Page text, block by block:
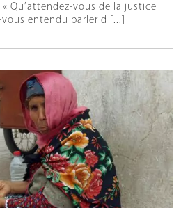
Qu’attendez-vous de la justice
entendu parler d [...]